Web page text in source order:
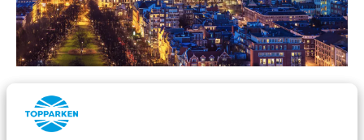
Stadtzentrum
Alle Altersgruppen